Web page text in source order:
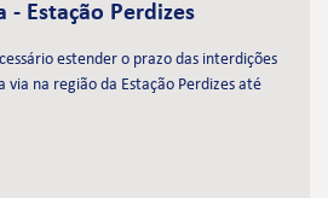
- Estação Perdizes
estender o prazo das interdições
via na região da Estação Perdizes até